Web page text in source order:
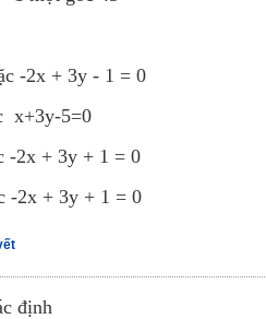
-2x + 3y - 1 = 0
x+3y-5=0
-2x + 3y + 1 = 0
-2x + 3y + 1 = 0
định